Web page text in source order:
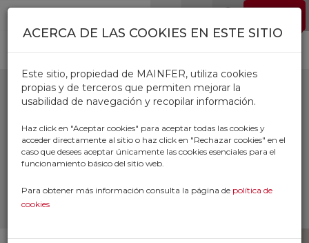
Pasar al contenido principal
ADAPTADORES
Inicio Productos
ELECTRICIDAD
CONECTORES
ADAPTADORES
ACERCA DE LAS COOKIES EN ESTE SITIO
Este sitio, propiedad de MAINFER, utiliza cookies
propias y de terceros que permiten mejorar la
usabilidad de navegación y recopilar información.
Haz click en "Aceptar cookies" para aceptar todas las cookies y
acceder directamente al sitio o haz click en "Rechazar cookies" en el
caso que desees aceptar únicamente las cookies esenciales para el
funcionamiento básico del sitio web.
Para obtener más información consulta la página de política de
cookies